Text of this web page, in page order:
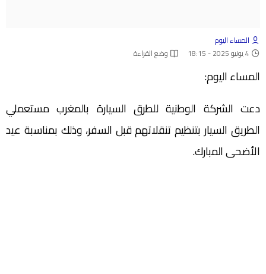
المساء اليوم
4 يونيو 2025 - 18:15
وضع القراءة
المساء اليوم:
دعت الشركة الوطنية للطرق السيارة بالمغرب مستعملي
الطريق السيار بتنظيم تنقلاتهم قبل السفر، وذلك بمناسبة عيد
الأضحى المبارك.